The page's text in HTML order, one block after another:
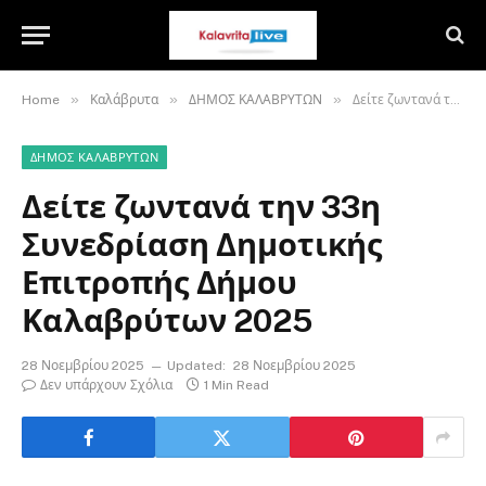
Home » Καλάβρυτα » ΔΗΜΟΣ ΚΑΛΑΒΡΥΤΩΝ » Δείτε ζωντανά την 33η Συνεδρίαση Δημοτικής Επιτροπής Δήμου Καλαβρύτων 2025
ΔΗΜΟΣ ΚΑΛΑΒΡΥΤΩΝ
Δείτε ζωντανά την 33η
Συνεδρίαση Δημοτικής
Επιτροπής Δήμου
Καλαβρύτων 2025
28 Νοεμβρίου 2025 Updated: 28 Νοεμβρίου 2025
Δεν υπάρχουν Σχόλια
1 Min Read